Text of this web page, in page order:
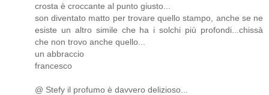
crosta è croccante al punto giusto...
son diventato matto per trovare quello stampo, anche se ne
esiste un altro simile che ha i solchi più profondi...chissà
che non trovo anche quello...
un abbraccio
francesco
@ Stefy il profumo è davvero delizioso...